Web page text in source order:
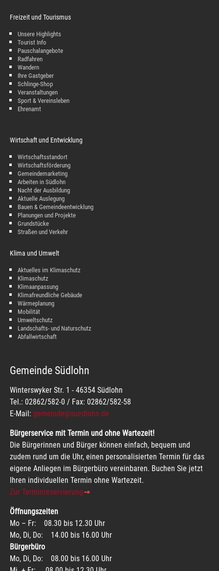
Freizeit und Tourismus
Unsere Highlights
Tourist Info
Pauschalangebote
Radfahren
Wandern
Ihre Gastgeber
Schlinge-Shop
Veranstaltungen
Sport & Vereinsleben
Ehrenamt
Wirtschaft und Entwicklung
Wirtschaftsstandort
Wirtschaftsförderung
Gemeindemarketing
Arbeiten in Südlohn
Nacht der Ausbildung
Aktuelle Auslegung
Bauen & Gemeindeentwicklung
Planungen und Projekte
Grundstücke
Straßen und Verkehr
Klima und Umwelt
Aktuelles im Klimaschutz
Klimaschutz
Klimaanpassung
Klimafreundliche Gebäude
Wärmeplanung
Mobilität
Umweltschutz
Landschafts- und Naturschutz
Abfallwirtschaft
Gemeinde Südlohn
Winterswyker Str. 1 - 46354 Südlohn
Tel.: 02862/582-0 / Fax: 02862/582-58
E-Mail: gemeinde@suedlohn.de
Bürgerservice mit Termin und ohne Wartezeit!
Die Bürgerinnen und Bürger können einfach, bequem und
zudem rund um die Uhr, einen personalisierten Termin für das
eigene Anliegen im Bürgerbüro vereinbaren. Buchen Sie jetzt
Ihren individuellen Termin ohne Wartezeit.
Zur Terminreservierung
Öffnungszeiten
Mo – Fr: 08.30 bis 12.30 Uhr
Mo, Di, Do: 14.00 bis 16.00 Uhr
Bürgerbüro
Mo, Di, Do: 08.00 bis 16.00 Uhr